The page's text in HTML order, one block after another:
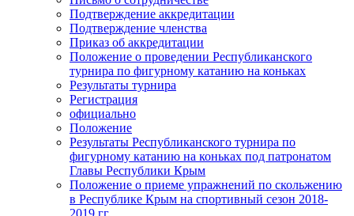
Подтверждение аккредитации
Подтверждение членства
Приказ об аккредитации
Положение о проведении Республиканского
турнира по фигурному катанию на коньках
Результаты турнира
Регистрация
официально
Положение
Результаты Республиканского турнира по
фигурному катанию на коньках под патронатом
Главы Республики Крым
Положение о приеме упражнений по скольжению
в Республике Крым на спортивный сезон 2018-
2019 гг.